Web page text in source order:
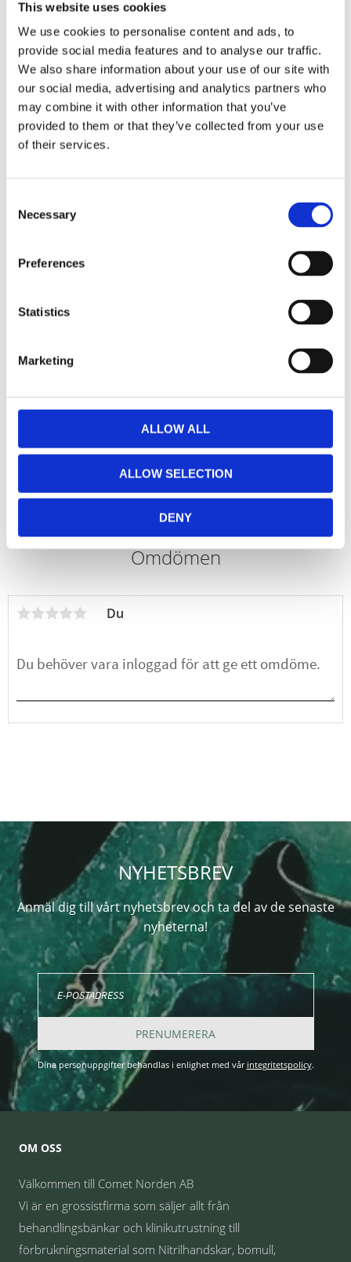
This website uses cookies
We use cookies to personalise content and ads, to
provide social media features and to analyse our traffic.
We also share information about your use of our site with
our social media, advertising and analytics partners who
may combine it with other information that you’ve
provided to them or that they’ve collected from your use
of their services.
Selection
Necessary
Preferences
Statistics
Marketing
ALLOW ALL
ALLOW SELECTION
DENY
Omdömen
Du
Lägg till i favoriter
NYHETSBREV
Anmäl dig till vårt nyhetsbrev och ta del av de senaste
nyheterna!
PRENUMERERA
Dina personuppgifter behandlas i enlighet med vår integritetspolicy.
OM OSS
Välkommen till Comet Norden AB
Vi är en grossistfirma som säljer allt från
behandlingsbänkar och klinikutrustning till
förbrukningsmaterial som Nitrilhandskar, bomull,